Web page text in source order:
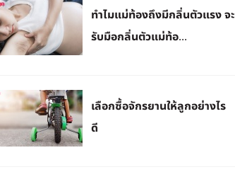
ทำไมแม่ท้องถึงมีกลิ่นตัวแรง จะ
รับมือกลิ่นตัวแม่ท้อ...
เลือกซื้อจักรยานให้ลูกอย่างไร
ดี